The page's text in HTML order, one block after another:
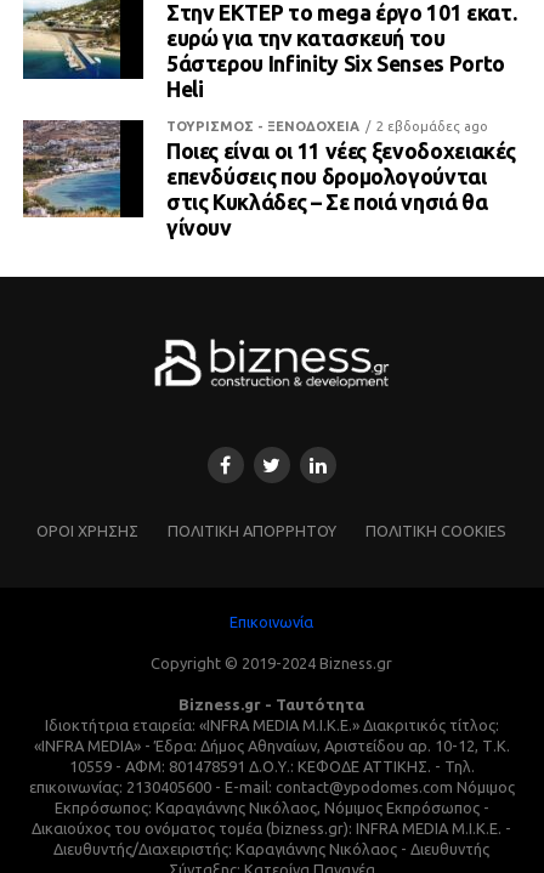
Στην ΕΚΤΕΡ το mega έργο 101 εκατ.
ευρώ για την κατασκευή του
5άστερου Infinity Six Senses Porto
Heli
ΤΟΥΡΙΣΜΟΣ - ΞΕΝΟΔΟΧΕΙΑ 2 εβδομάδες ago
Ποιες είναι οι 11 νέες ξενοδοχειακές
επενδύσεις που δρομολογούνται
στις Κυκλάδες – Σε ποιά νησιά θα
γίνουν
ΌΡΟΙ ΧΡΗΣΗΣ ΠΟΛΙΤΙΚΗ ΑΠΟΡΡΗΤΟΥ ΠΟΛΙΤΙΚΗ COOKIES
Επικοινωνία
Copyright © 2019-2024 Bizness.gr
Bizness.gr - Ταυτότητα
Ιδιοκτήτρια εταιρεία: «INFRA MEDIA M.I.K.E.» Διακριτικός τίτλος:
«INFRA MEDIA» - Έδρα: Δήμος Αθηναίων, Αριστείδου αρ. 10-12, Τ.Κ.
10559 - ΑΦΜ: 801478591 Δ.Ο.Υ.: ΚΕΦΟΔΕ ΑΤΤΙΚΗΣ. - Τηλ.
επικοινωνίας: 2130405600 - E-mail: contact@ypodomes.com Νόμιμος
Εκπρόσωπος: Καραγιάννης Νικόλαος, Νόμιμος Εκπρόσωπος -
Δικαιούχος του ονόματος τομέα (bizness.gr): INFRA MEDIA M.I.K.E. -
Διευθυντής/Διαχειριστής: Καραγιάννης Νικόλαος - Διευθυντής